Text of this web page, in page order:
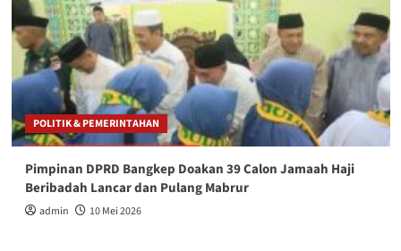
POLITIK & PEMERINTAHAN
Pimpinan DPRD Bangkep Doakan 39 Calon Jamaah Haji
Beribadah Lancar dan Pulang Mabrur
admin 10 Mei 2026